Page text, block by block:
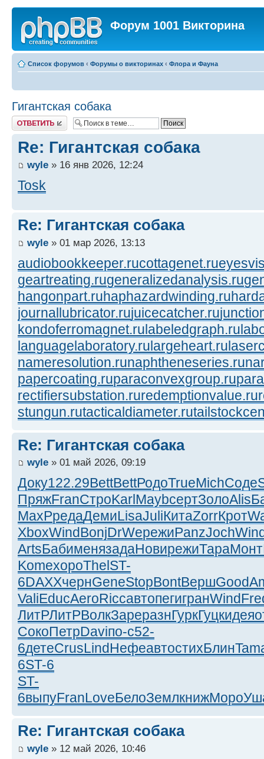
Форум 1001 Викторина
Список форумов ‹ Форумы о викторинах ‹ Флора и Фауна
Гигантская собака
Ответить
Re: Гигантская собака
wyle » 16 янв 2026, 12:24
Tosk
Re: Гигантская собака
wyle » 01 мар 2026, 13:13
audiobookkeeper.rucottagenet.ru
geartreating.rugeneralizedanalysis.ru
hangonpart.ruhaphazardwinding.ru
journallubricator.rujuicecatcher.ru
kondoferromagnet.rulabeledgraph.ru
languagelaboratory.rulargeheart.ru
nameresolution.runaphtheneseries.ru
papercoating.ruparaconvexgroup.ru
rectifiersubstation.ruredemptionvalue.ru
stungun.rutacticaldiameter.ru
Re: Гигантская собака
wyle » 01 май 2026, 09:19
Доку122.29BettBettРодоTrueMichСоде
ПряжFranСтроKarlMaybсертЗолоAlis
MaxPредаДемиLisaJuliКитаZorrКрот
XboxWindBonjDrWeрежиPanzJoch
ArtsБабименязадаНовирежиТараМонт
KomeхороThelST-
6DAXXчернGeneStopBontВершGood
ValiEducAeroRiccавтопегигранWind
ЛитРЛитРВолкЗареразнГуркГуцкидея
СокоПетрDaviпо-с52-
6детеCrusLindНефеавтостихБлин
6ST-6
ST-
6выпуFranLoveБелоЗемлкнижМоро
Re: Гигантская собака
wyle » 12 май 2026, 10:46